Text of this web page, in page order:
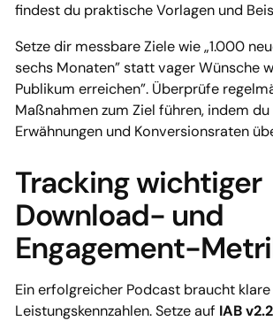
findest du praktische Vorlagen und
Setze dir messbare Ziele wie „1.000
sechs Monaten” statt vager Wünsche
Publikum erreichen”. Überprüfe
Maßnahmen zum Ziel führen, indem
Erwähnungen und Konversionsraten
Tracking wichtiger
Download- und
Engagement-
Ein erfolgreicher Podcast braucht klare
Leistungskennzahlen. Setze auf IAB